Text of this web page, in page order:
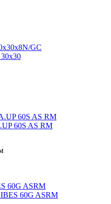
60S AS RM
60G ASRM